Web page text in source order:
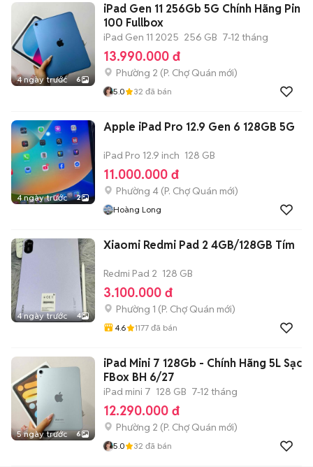
4 ngày trước 6
iPad Gen 11 256Gb 5G Chính Hãng Pin
100 Fullbox
iPad Gen 11 2025 256 GB 7-12 tháng
13.990.000 đ
Phường 2 (P. Chợ Quán mới)
5.0 32 đã bán
4 ngày trước 2
Apple iPad Pro 12.9 Gen 6 128GB 5G
iPad Pro 12.9 inch 128 GB
11.000.000 đ
Phường 4 (P. Chợ Quán mới)
Hoàng Long
4 ngày trước 4
Xiaomi Redmi Pad 2 4GB/128GB Tím
Redmi Pad 2 128 GB
3.100.000 đ
Phường 1 (P. Chợ Quán mới)
4.6 1177 đã bán
5 ngày trước 6
iPad Mini 7 128Gb - Chính Hãng 5L Sạc
FBox BH 6/27
iPad mini 7 128 GB 7-12 tháng
12.290.000 đ
Phường 2 (P. Chợ Quán mới)
5.0 32 đã bán